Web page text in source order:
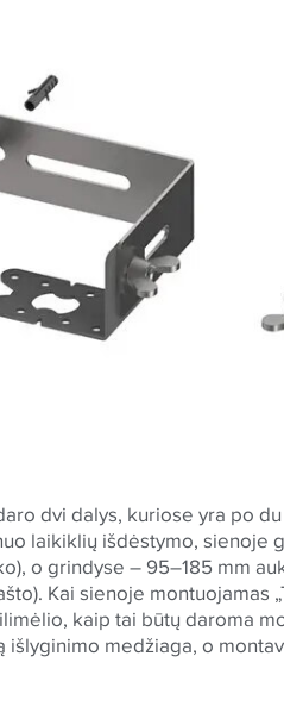
dvi dalys, kuriose yra po
laikiklių išdėstymo, sienoje
o grindyse – 95–185 mm
Kai sienoje montuojamas „
kaip tai būtų daroma
išlyginimo medžiaga, o